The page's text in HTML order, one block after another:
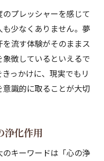
プレッシャーを感じて
少なくありません。夢
流す体験がそのままス
徴しているといえるで
っかけに、現実でもリ
識的に取ることが大切
浄化作用
キーワードは「心の浄